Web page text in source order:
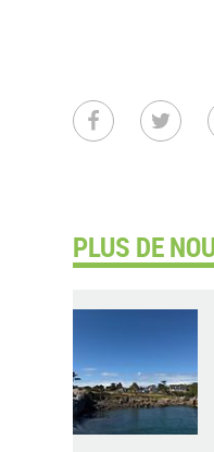
PLUS DE